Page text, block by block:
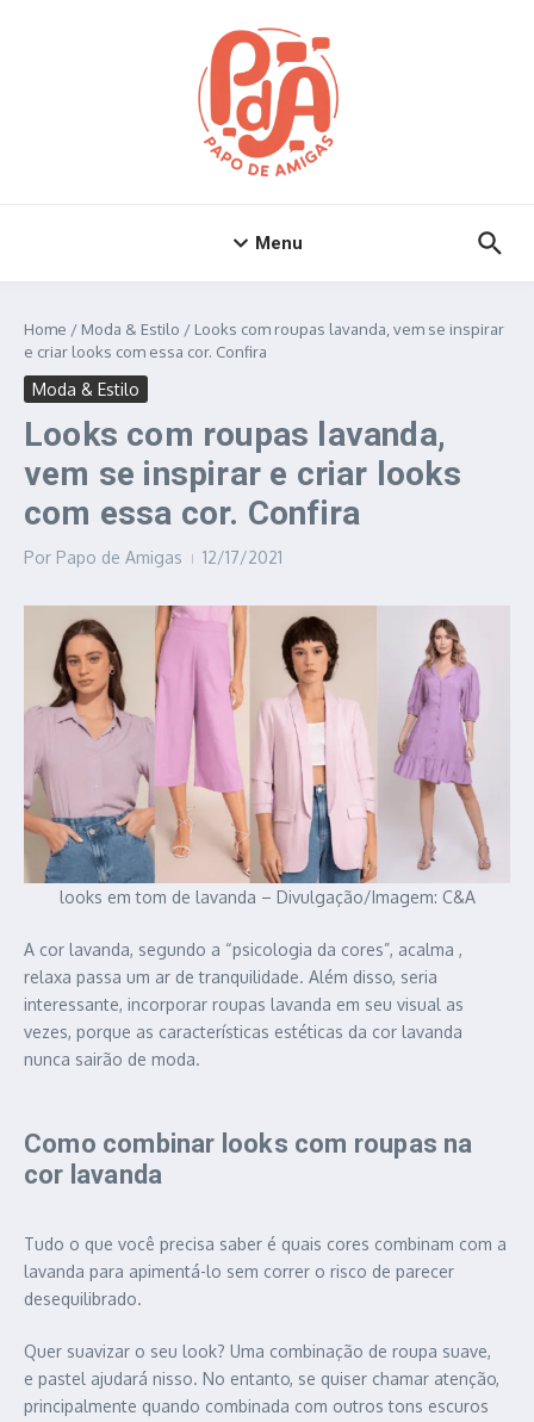
Menu
Home / Moda & Estilo / Looks com roupas lavanda, vem se inspirar
e criar looks com essa cor. Confira
Moda & Estilo
Looks com roupas lavanda,
vem se inspirar e criar looks
com essa cor. Confira
Por Papo de Amigas 12/17/2021
looks em tom de lavanda – Divulgação/Imagem: C&A
A cor lavanda, segundo a “psicologia da cores”, acalma ,
relaxa passa um ar de tranquilidade. Além disso, seria
interessante, incorporar roupas lavanda em seu visual as
vezes, porque as características estéticas da cor lavanda
nunca sairão de moda.
Como combinar looks com roupas na
cor lavanda
Tudo o que você precisa saber é quais cores combinam com a
lavanda para apimentá-lo sem correr o risco de parecer
desequilibrado.
Quer suavizar o seu look? Uma combinação de roupa suave,
e pastel ajudará nisso. No entanto, se quiser chamar atenção,
principalmente quando combinada com outros tons escuros